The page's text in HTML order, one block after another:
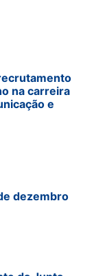
na carreira
e
dezembro